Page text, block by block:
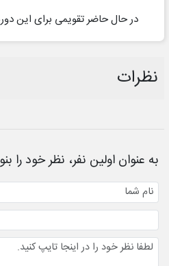
در حال حاضر تقویمی برای این
نظرات
به عنوان اولین نفر، نظر خود را